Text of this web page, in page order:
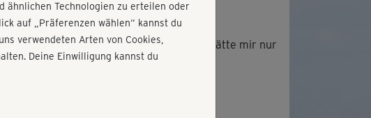
B
Birgit950
Der Kurs war richtig super 🙂 Ich hätte mir nur
auch ein Cooldown gewünscht.
ähnlichen Technologien zu erteilen oder
auf „Präferenzen wählen“ kannst du
verwendeten Arten von Cookies,
Deine Einwilligung kannst du